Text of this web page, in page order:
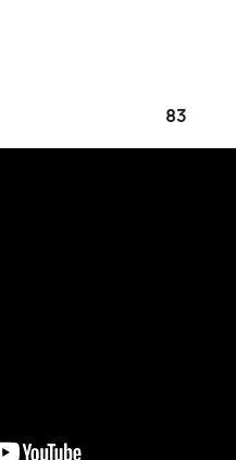
50cm
52cm
83